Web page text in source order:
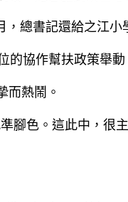
，總書記還給之江小
協作幫扶政策舉
而熱鬧。
腳色。這此中，很